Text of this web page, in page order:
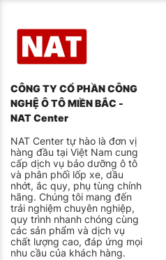
CÔNG TY CỔ PHẦN CÔNG
NGHỆ Ô TÔ MIỀN BẮC -
NAT Center
NAT Center tự hào là đơn vị
hàng đầu tại Việt Nam cung
cấp dịch vụ bảo dưỡng ô tô
và phân phối lốp xe, dầu
nhớt, ắc quy, phụ tùng chính
hãng. Chúng tôi mang đến
trải nghiệm chuyên nghiệp,
quy trình nhanh chóng cùng
các sản phẩm và dịch vụ
chất lượng cao, đáp ứng mọi
nhu cầu của khách hàng.